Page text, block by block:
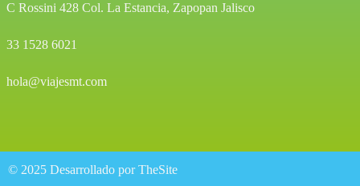
C Rossini 428 Col. La Estancia, Zapopan Jalisco
33 1528 6021
hola@viajesmt.com
© 2025 Desarrollado por TheSite